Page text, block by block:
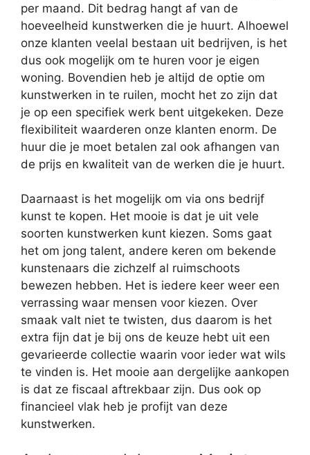
per maand. Dit bedrag hangt af van de
hoeveelheid kunstwerken die je huurt. Alhoewel
onze klanten veelal bestaan uit bedrijven, is het
dus ook mogelijk om te huren voor je eigen
woning. Bovendien heb je altijd de optie om
kunstwerken in te ruilen, mocht het zo zijn dat
je op een specifiek werk bent uitgekeken. Deze
flexibiliteit waarderen onze klanten enorm. De
huur die je moet betalen zal ook afhangen van
de prijs en kwaliteit van de werken die je huurt.
Daarnaast is het mogelijk om via ons bedrijf
kunst te kopen. Het mooie is dat je uit vele
soorten kunstwerken kunt kiezen. Soms gaat
het om jong talent, andere keren om bekende
kunstenaars die zichzelf al ruimschoots
bewezen hebben. Het is iedere keer weer een
verrassing waar mensen voor kiezen. Over
smaak valt niet te twisten, dus daarom is het
extra fijn dat je bij ons de keuze hebt uit een
gevarieerde collectie waarin voor ieder wat wils
te vinden is. Het mooie aan dergelijke aankopen
is dat ze fiscaal aftrekbaar zijn. Dus ook op
financieel vlak heb je profijt van deze
kunstwerken.